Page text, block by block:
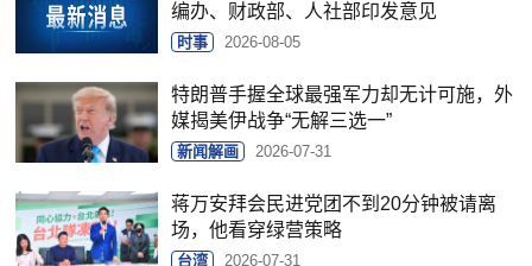
编办、财政部、人社部印发意见
时事 2026-08-05
特朗普手握全球最强军力却无计可施，外
媒揭美伊战争“无解三选一”
新闻解画 2026-07-31
蒋万安拜会民进党团不到20分钟被请离
场，他看穿绿营策略
台湾 2026-07-31